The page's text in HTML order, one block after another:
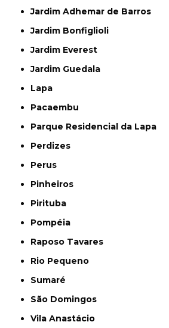
Jardim Adhemar de Barros
Jardim Bonfiglioli
Jardim Everest
Jardim Guedala
Lapa
Pacaembu
Parque Residencial da Lapa
Perdizes
Perus
Pinheiros
Pirituba
Pompéia
Raposo Tavares
Rio Pequeno
Sumaré
São Domingos
Vila Anastácio